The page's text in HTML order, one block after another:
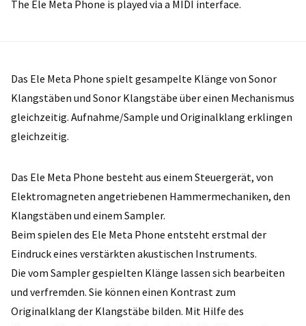
The Ele Meta Phone is played via a MIDI interface.
Das Ele Meta Phone spielt gesampelte Klänge von Sonor
Klangstäben und Sonor Klangstäbe über einen Mechanismus
gleichzeitig. Aufnahme/Sample und Originalklang erklingen
gleichzeitig.
Das Ele Meta Phone besteht aus einem Steuergerät, von
Elektromagneten angetriebenen Hammermechaniken, den
Klangstäben und einem Sampler.
Beim spielen des Ele Meta Phone entsteht erstmal der
Eindruck eines verstärkten akustischen Instruments.
Die vom Sampler gespielten Klänge lassen sich bearbeiten
und verfremden. Sie können einen Kontrast zum
Originalklang der Klangstäbe bilden. Mit Hilfe des